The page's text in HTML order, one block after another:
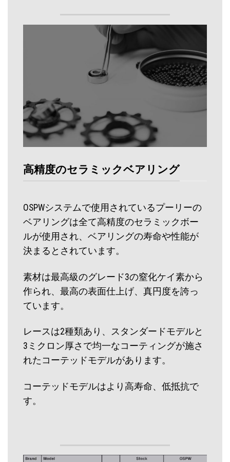
高精度のセラミックベアリング
OSPWシステムで使用されているプーリーの
ベアリングは全て高精度のセラミックボー
ルが使用され、ベアリングの寿命や性能が
決まるとされています。
素材は最高級のグレード3の窒化ケイ素から
作られ、最高の表面仕上げ、真円度を誇っ
ています。
レースは2種類あり、スタンダードモデルと
3ミクロン厚さで均一なコーティングが施さ
れたコーテッドモデルがあります。
コーテッドモデルはより高寿命、低抵抗で
す。